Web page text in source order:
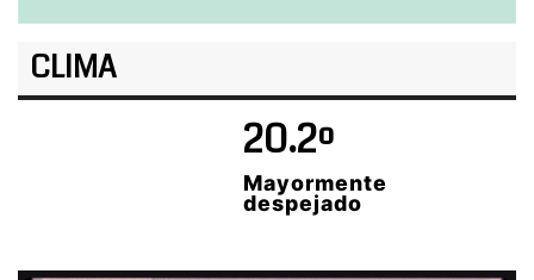
CLIMA
20.2º
Mayormente
despejado